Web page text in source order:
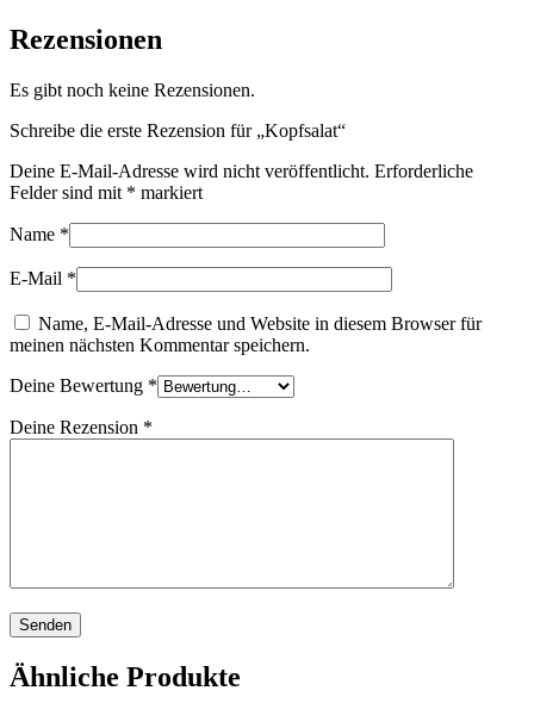
Rezensionen
Es gibt noch keine Rezensionen.
Schreibe die erste Rezension für „Kopfsalat“
Deine E-Mail-Adresse wird nicht veröffentlicht. Erforderliche
Felder sind mit * markiert
Name *
E-Mail *
Name, E-Mail-Adresse und Website in diesem Browser für
meinen nächsten Kommentar speichern.
Deine Bewertung *
Deine Rezension *
Ähnliche Produkte